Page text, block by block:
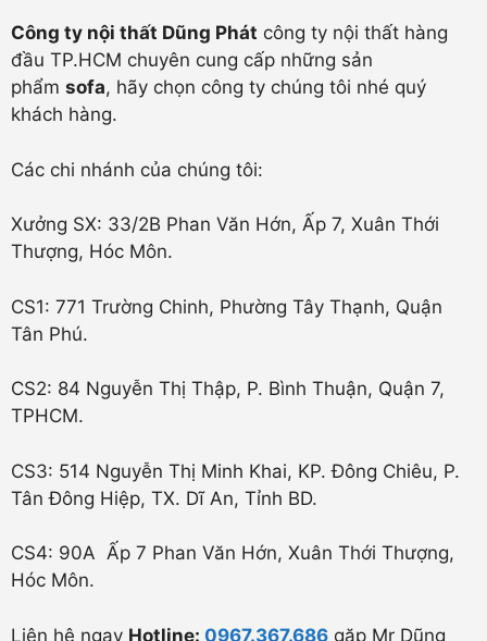
Công ty nội thất Dũng Phát công ty nội thất hàng
đầu TP.HCM chuyên cung cấp những sản
phẩm sofa, hãy chọn công ty chúng tôi nhé quý
khách hàng.
Các chi nhánh của chúng tôi:
Xưởng SX: 33/2B Phan Văn Hớn, Ấp 7, Xuân Thới
Thượng, Hóc Môn.
CS1: 771 Trường Chinh, Phường Tây Thạnh, Quận
Tân Phú.
CS2: 84 Nguyễn Thị Thập, P. Bình Thuận, Quận 7,
TPHCM.
CS3: 514 Nguyễn Thị Minh Khai, KP. Đông Chiêu, P.
Tân Đông Hiệp, TX. Dĩ An, Tỉnh BD.
CS4: 90A Ấp 7 Phan Văn Hớn, Xuân Thới Thượng,
Hóc Môn.
Liên hệ ngay Hotline: 0967.367.686 gặp Mr Dũng